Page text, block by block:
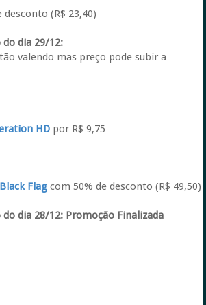
(R$ 23,40)
dia 29/12:
valendo mas preço pode subir a
HDpor R$ 9,75
Flagcom 50% de desconto (R$ 49,50)
dia 28/12: Promoção Finalizada